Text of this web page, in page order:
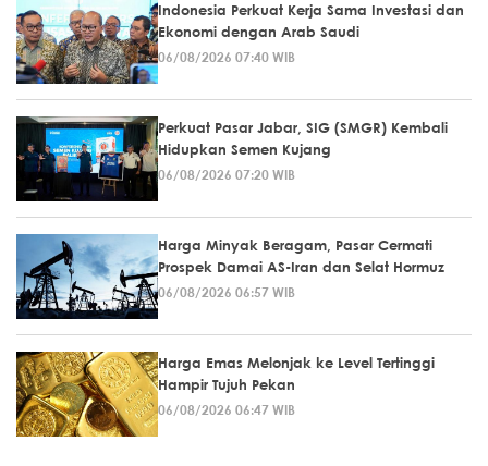
Indonesia Perkuat Kerja Sama Investasi dan
Ekonomi dengan Arab Saudi
06/08/2026 07:40 WIB
Perkuat Pasar Jabar, SIG (SMGR) Kembali
Hidupkan Semen Kujang
06/08/2026 07:20 WIB
Harga Minyak Beragam, Pasar Cermati
Prospek Damai AS-Iran dan Selat Hormuz
06/08/2026 06:57 WIB
Harga Emas Melonjak ke Level Tertinggi
Hampir Tujuh Pekan
06/08/2026 06:47 WIB